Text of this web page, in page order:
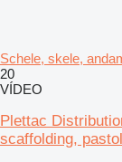
Schele, skele,
20
VÍDEO
Plettac
scaffolding,